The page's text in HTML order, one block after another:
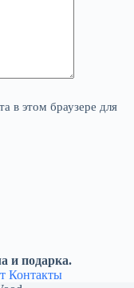
в этом браузере для
и подарка.
Контакты